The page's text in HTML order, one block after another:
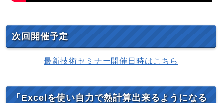
次回開催予定
最新技術セミナー開催日時はこちら
「Excelを使い自力で熱計算出来るようになる